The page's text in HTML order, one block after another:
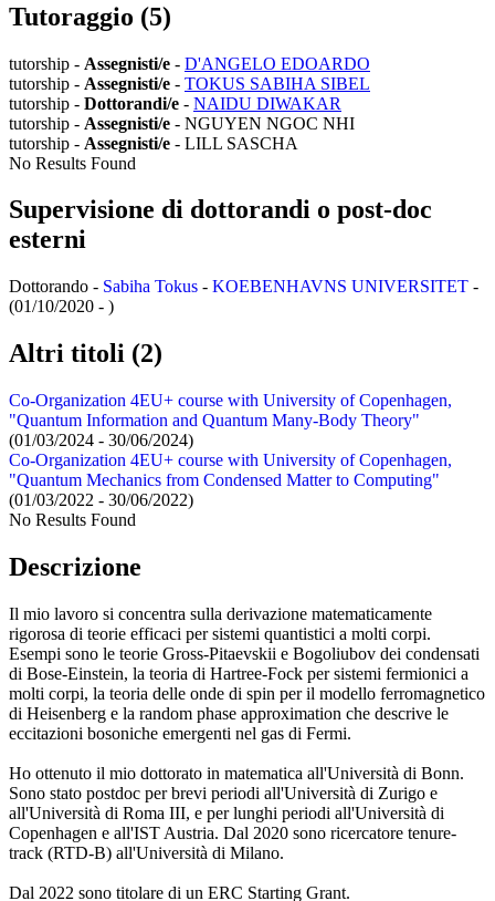
Tutoraggio (5)
tutorship - Assegnisti/e - D'ANGELO EDOARDO
tutorship - Assegnisti/e - TOKUS SABIHA SIBEL
tutorship - Dottorandi/e - NAIDU DIWAKAR
tutorship - Assegnisti/e - NGUYEN NGOC NHI
tutorship - Assegnisti/e - LILL SASCHA
No Results Found
Supervisione di dottorandi o post-doc
esterni
Dottorando - Sabiha Tokus - KOEBENHAVNS UNIVERSITET -
(01/10/2020 - )
Altri titoli (2)
Co-Organization 4EU+ course with University of Copenhagen,
"Quantum Information and Quantum Many-Body Theory"
(01/03/2024 - 30/06/2024)
Co-Organization 4EU+ course with University of Copenhagen,
"Quantum Mechanics from Condensed Matter to Computing"
(01/03/2022 - 30/06/2022)
No Results Found
Descrizione
Il mio lavoro si concentra sulla derivazione matematicamente
rigorosa di teorie efficaci per sistemi quantistici a molti corpi.
Esempi sono le teorie Gross-Pitaevskii e Bogoliubov dei condensati
di Bose-Einstein, la teoria di Hartree-Fock per sistemi fermionici a
molti corpi, la teoria delle onde di spin per il modello ferromagnetico
di Heisenberg e la random phase approximation che descrive le
eccitazioni bosoniche emergenti nel gas di Fermi.
Ho ottenuto il mio dottorato in matematica all'Università di Bonn.
Sono stato postdoc per brevi periodi all'Università di Zurigo e
all'Università di Roma III, e per lunghi periodi all'Università di
Copenhagen e all'IST Austria. Dal 2020 sono ricercatore tenure-
track (RTD-B) all'Università di Milano.
Dal 2022 sono titolare di un ERC Starting Grant.